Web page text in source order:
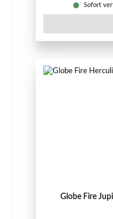
Sofort
Globe Fire